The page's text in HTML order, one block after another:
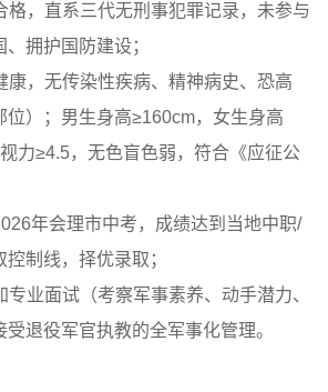
格，直系三代无刑事犯罪记录，未参与
拥护国防建设；
康，无传染性疾病、精神病史、恐高
位）；男生身高≥160cm，女生身高
力≥4.5，无色盲色弱，符合《应征公
年会理市中考，成绩达到当地中职/
制线，择优录取；
业面试（考察军事素养、动手潜力、
退役军官执教的全军事化管理。